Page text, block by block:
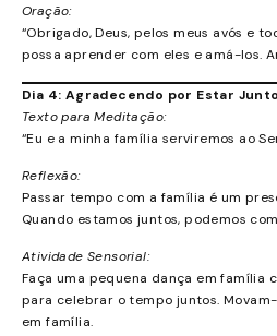
Oração:
“Obrigado, Deus, pelos meus avós e
possa aprender com eles e amá-los.
Dia 4: Agradecendo por Estar
Texto para Meditação:
“Eu e a minha família serviremos ao
Reflexão:
Passar tempo com a família é um
Quando estamos juntos, podemos
Atividade Sensorial:
Faça uma pequena dança em família
para celebrar o tempo juntos.
em família.